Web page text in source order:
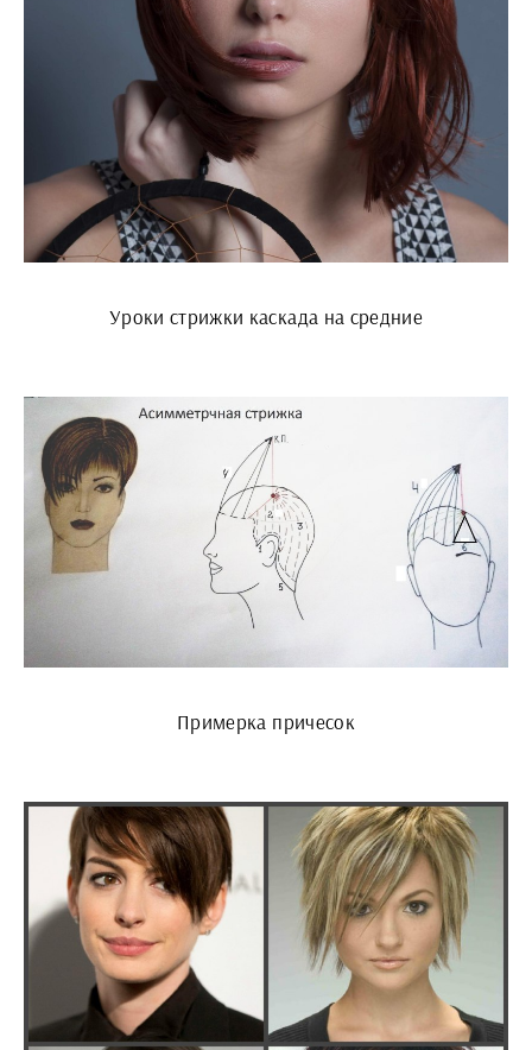
Уроки стрижки каскада на средние
Примерка причесок